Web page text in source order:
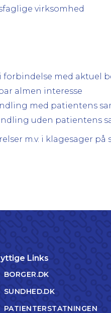
virksomhed
forbindelse med aktuel
almen interesse
med patientens
uden patientens
m.v. i klagesager
Links
BORGER.DK
SUNDHED.DK
PATIENTERSTATNINGEN